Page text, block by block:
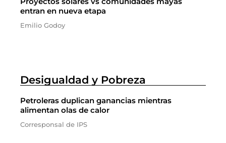
entran en nueva etapa
Emilio Godoy
Desigualdad y Pobreza
Petroleras duplican ganancias mientras
alimentan olas de calor
Corresponsal de IPS